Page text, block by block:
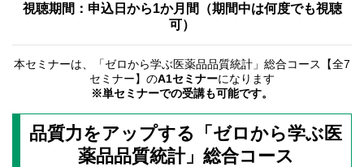
視聴期間：申込日から1か月間（期間中は何度でも視聴
可）
本セミナーは、「ゼロから学ぶ医薬品品質統計」総合コース【全7
セミナー】のA1セミナーになります
※単セミナーでの受講も可能です。
品質力をアップする「ゼロから学ぶ医
薬品品質統計」総合コース